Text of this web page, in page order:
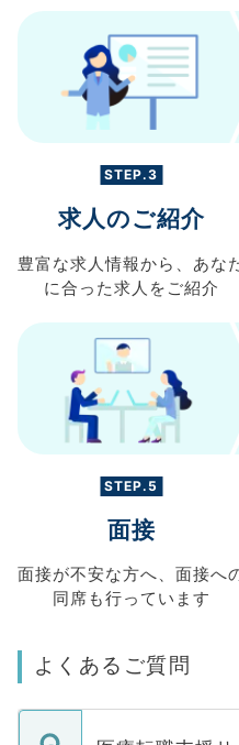
STEP.3
求人のご紹介
豊富な求人情報から、 あな
に合った求人を ご紹介
STEP.5
面接
面接が不安な方へ、 面接へ
同席も行っています
よくあるご質問